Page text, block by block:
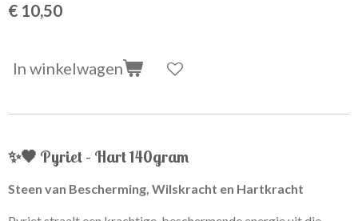
€ 10,50
In winkelwagen
✨🖤 Pyriet – Hart 140gram
Steen van Bescherming, Wilskracht en Hartkracht